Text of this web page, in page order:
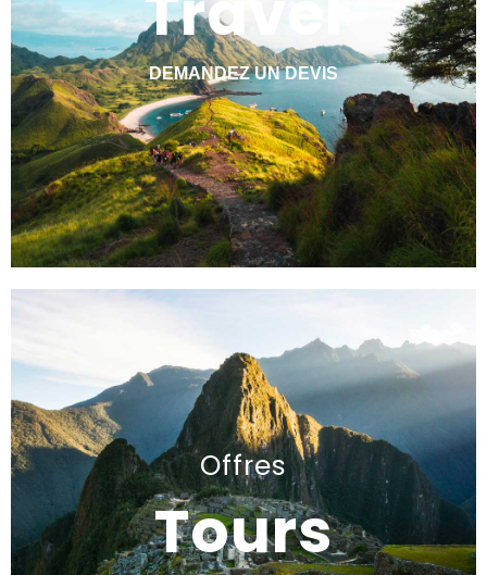
DEMANDEZ UN DEVIS
Offres
Tours